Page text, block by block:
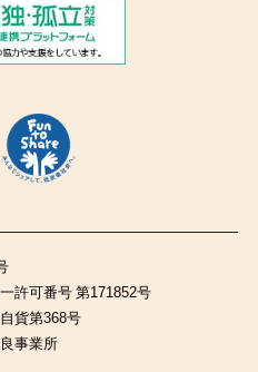
許可番号 第171852号
貨第368号
事業所